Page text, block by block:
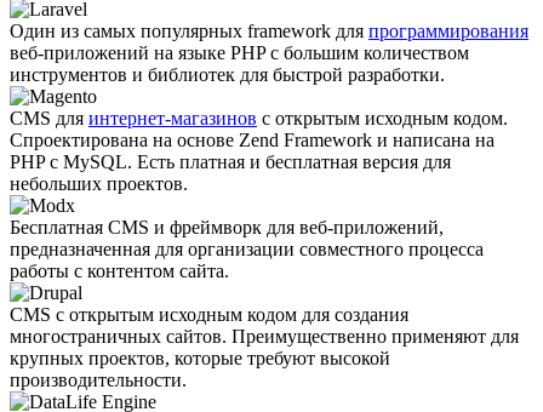
Один из самых популярных framework для программирования
веб-приложений на языке PHP с большим количеством
инструментов и библиотек для быстрой разработки.
CMS для интернет-магазинов с открытым исходным кодом.
Спроектирована на основе Zend Framework и написана на
PHP с MySQL. Есть платная и бесплатная версия для
небольших проектов.
Бесплатная CMS и фреймворк для веб-приложений,
предназначенная для организации совместного процесса
работы с контентом сайта.
CMS с открытым исходным кодом для создания
многостраничных сайтов. Преимущественно применяют для
крупных проектов, которые требуют высокой
производительности.